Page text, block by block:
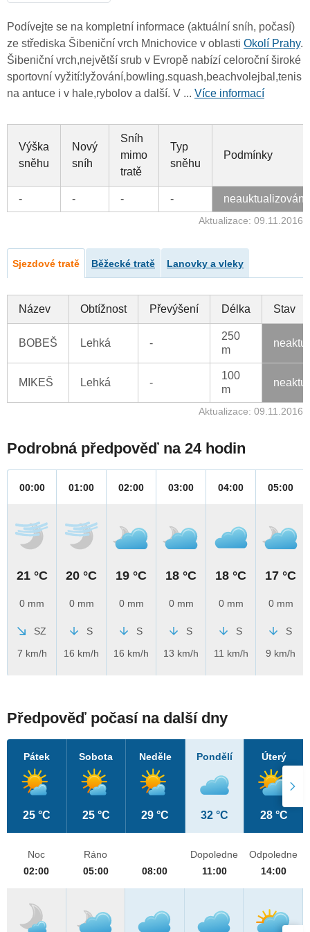
Podívejte se na kompletní informace (aktuální sníh, počasí)
ze střediska Šibeniční vrch Mnichovice v oblasti Okolí Prahy.
Šibeniční vrch,největší srub v Evropě nabízí celoroční široké
sportovní vyžití:lyžování,bowling.squash,beachvolejbal,tenis
na antuce i v hale,rybolov a další. V ... Více informací
Výška
sněhu
Nový
sníh
Sníh
mimo
tratě
Typ
sněhu
Podmínky
- - - - neauktualizováno
Aktualizace: 09.11.2016
Sjezdové tratě Běžecké tratě Lanovky a vleky
Název Obtížnost Převýšení Délka Stav
BOBEŠ Lehká -
250
m
MIKEŠ Lehká -
100
m
Aktualizace: 09.11.2016
Podrobná předpověď na 24 hodin
00:00
21 °C
0 mm
SZ
7 km/h
01:00
20 °C
0 mm
S
16 km/h
02:00
19 °C
0 mm
S
16 km/h
03:00
18 °C
0 mm
S
13 km/h
04:00
18 °C
0 mm
S
11 km/h
05:00
17 °C
0 mm
S
9 km/h
Předpověď počasí na další dny
Pátek
25 °C
Sobota
25 °C
Neděle
29 °C
Pondělí
32 °C
Úterý
28 °C
Noc
02:00
Ráno
05:00
08:00
Dopoledne
11:00
Odpoledne
14:00